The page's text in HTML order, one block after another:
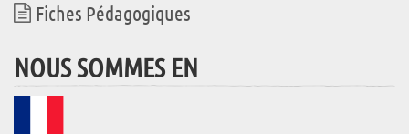
Fiches Pédagogiques
NOUS SOMMES EN